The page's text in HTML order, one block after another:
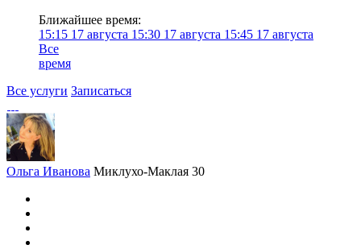
Ближайшее время:
15:15 17 августа 15:30 17 августа 15:45 17 августа
Все
время
Все услуги Записаться
Ольга Иванова Миклухо-Маклая 30